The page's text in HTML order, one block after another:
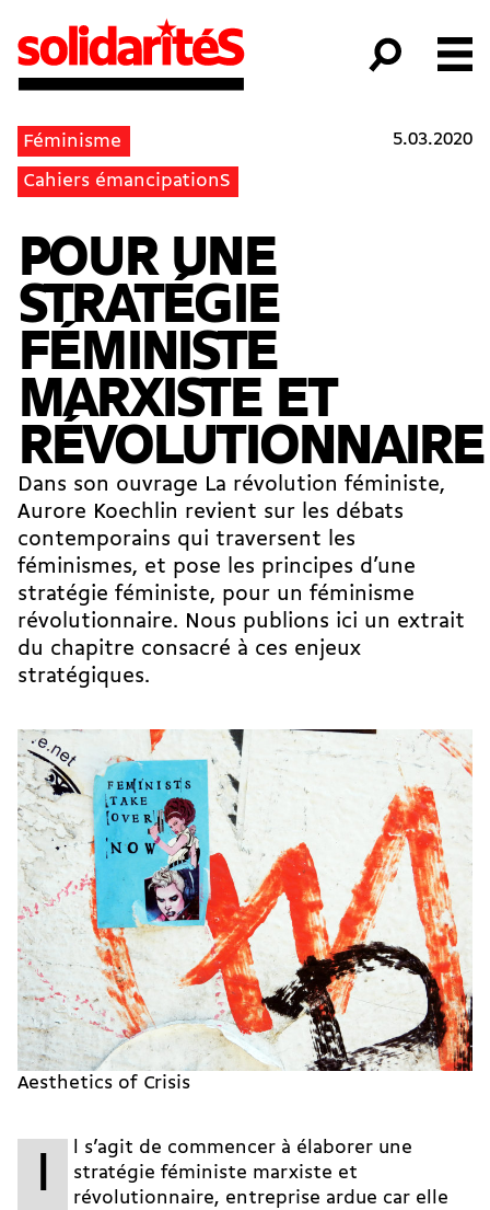
Féminisme
Cahiers émancipationS
5.03.2020
POUR UNE
STRATÉGIE
FÉMINISTE
MARXISTE ET
RÉVOLUTIONNAIRE
Dans son ouvrage La révolution féministe,
Aurore Koechlin revient sur les débats
contemporains qui traversent les
féminismes, et pose les principes d’une
stratégie féministe, pour un féminisme
révolutionnaire. Nous publions ici un extrait
du chapitre consacré à ces enjeux
stratégiques.
Aesthetics of Crisis
I
l s’agit de commencer à élaborer une
stratégie féministe marxiste et
révolutionnaire, entreprise ardue car elle